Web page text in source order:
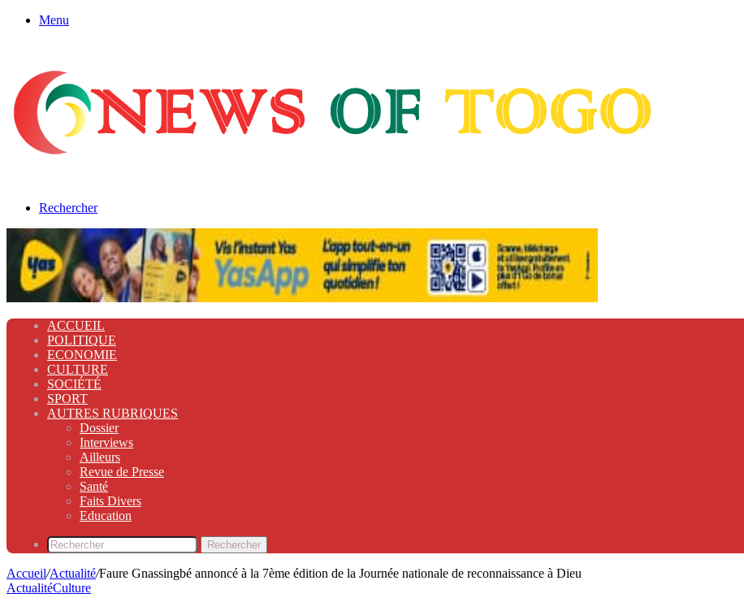
Menu
Rechercher
ACCUEIL
POLITIQUE
ECONOMIE
CULTURE
SOCIÉTÉ
SPORT
AUTRES RUBRIQUES
Dossier
Interviews
Ailleurs
Revue de Presse
Santé
Faits Divers
Education
Rechercher
Accueil/Actualité/Faure Gnassingbé annoncé à la 7ème édition de la Journée nationale de reconnaissance à Dieu
ActualitéCulture